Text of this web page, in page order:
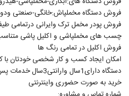
فروش دستگاه مخملپاش:خانگی-صنعتی
فروش پودر مخمل ترک وایرانی درتمامی
چسب های مخملپاشی و اکلیل پاشی
فروش اکلیل در تمامی رنگ ها
امکان ایجاد کسب و کار شخصی خودتان با
دستگاه دارای1سال وارانتی3سال خدمات پس از فروش
خرید به صورت حضوری واینترنتی